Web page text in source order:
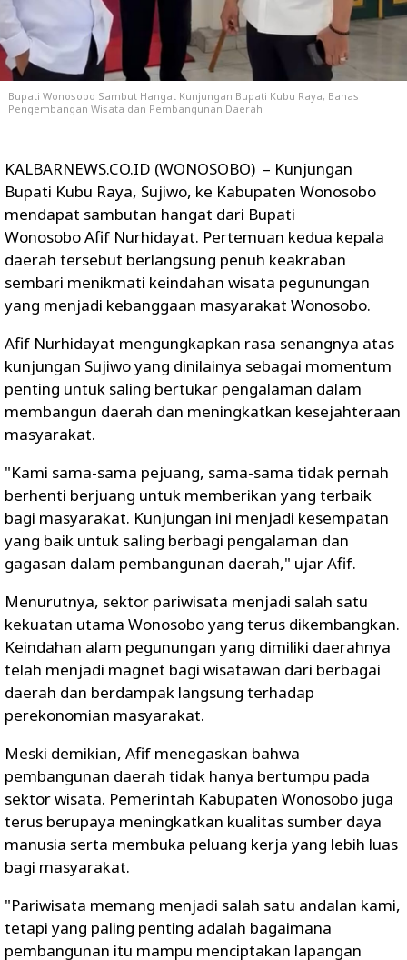
Bupati Wonosobo Sambut Hangat Kunjungan Bupati Kubu Raya, Bahas
Pengembangan Wisata dan Pembangunan Daerah
KALBARNEWS.CO.ID (WONOSOBO) – Kunjungan
Bupati Kubu Raya, Sujiwo, ke Kabupaten Wonosobo
mendapat sambutan hangat dari Bupati
WonosoboAfif Nurhidayat. Pertemuan kedua kepala
daerah tersebut berlangsung penuh keakraban
sembari menikmati keindahan wisata pegunungan
yang menjadi kebanggaan masyarakat Wonosobo.
Afif Nurhidayat mengungkapkan rasa senangnya atas
kunjungan Sujiwo yang dinilainya sebagai momentum
penting untuk saling bertukar pengalaman dalam
membangun daerah dan meningkatkan kesejahteraan
masyarakat.
"Kami sama-sama pejuang, sama-sama tidak pernah
berhenti berjuang untuk memberikan yang terbaik
bagi masyarakat. Kunjungan ini menjadi kesempatan
yang baik untuk saling berbagi pengalaman dan
gagasan dalam pembangunan daerah," ujar Afif.
Menurutnya, sektor pariwisata menjadi salah satu
kekuatan utama Wonosobo yang terus dikembangkan.
Keindahan alam pegunungan yang dimiliki daerahnya
telah menjadi magnet bagi wisatawan dari berbagai
daerah dan berdampak langsung terhadap
perekonomian masyarakat.
Meski demikian, Afif menegaskan bahwa
pembangunan daerah tidak hanya bertumpu pada
sektor wisata. Pemerintah Kabupaten Wonosobo juga
terus berupaya meningkatkan kualitas sumber daya
manusia serta membuka peluang kerja yang lebih luas
bagi masyarakat.
"Pariwisata memang menjadi salah satu andalan kami,
tetapi yang paling penting adalah bagaimana
pembangunan itu mampu menciptakan lapangan